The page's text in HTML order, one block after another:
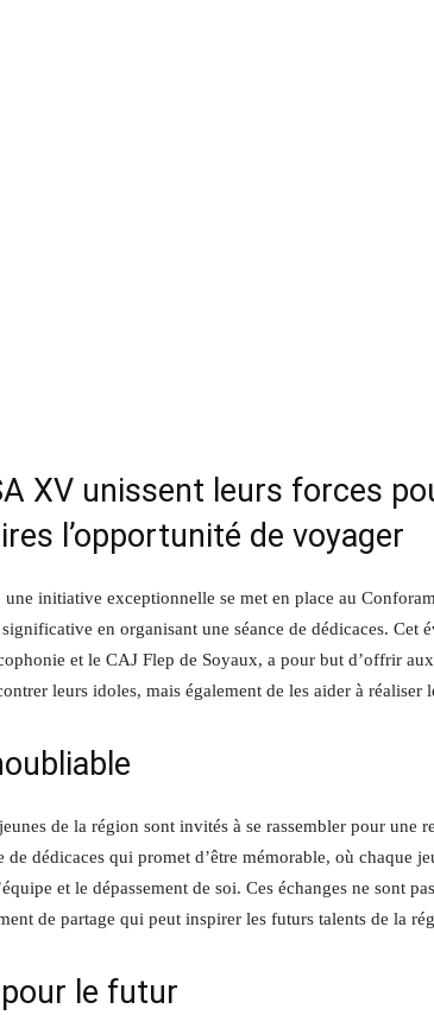
XV unissent leurs forces
l’opportunité de voyager
initiative exceptionnelle se met en place au
en organisant une séance de dédicaces. Cet
et le CAJ Flep de Soyaux, a pour but d’offrir
leurs idoles, mais également de les aider à réaliser
de la région sont invités à se rassembler pour une
dédicaces qui promet d’être mémorable, où chaque
et le dépassement de soi. Ces échanges ne sont
de partage qui peut inspirer les futurs talents de la
le futur